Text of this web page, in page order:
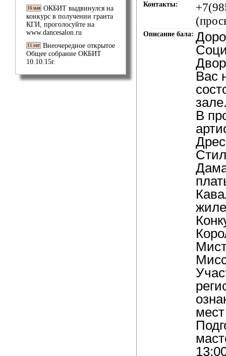
16 мая ОКБИТ выдвинулся на
конкурс в получении гранта
КГИ, проголосуйте на
www.dancesalon.ru
11 окт Внеочередное открытое
Общее собрание ОКБИТ
10.10.15г.
Контакты:
Описание бала:
Вас
В